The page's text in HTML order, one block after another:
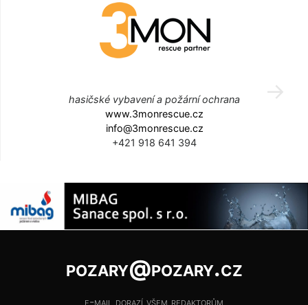
hasičské vybavení a požární ochrana
www.3monrescue.cz
info@3monrescue.cz
+421 918 641 394
pozary@pozary.cz
e-mail dorazí všem redaktorům